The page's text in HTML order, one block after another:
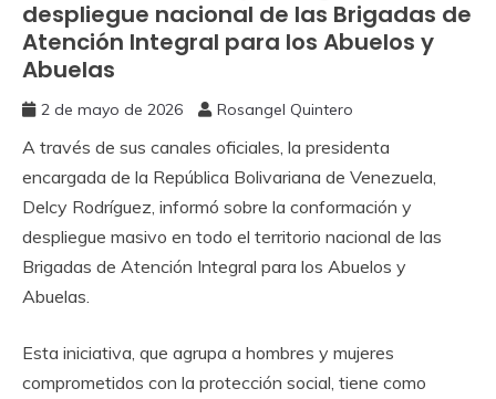
despliegue nacional de las Brigadas de
Atención Integral para los Abuelos y
Abuelas
2 de mayo de 2026 Rosangel Quintero
A través de sus canales oficiales, la presidenta
encargada de la República Bolivariana de Venezuela,
Delcy Rodríguez, informó sobre la conformación y
despliegue masivo en todo el territorio nacional de las
Brigadas de Atención Integral para los Abuelos y
Abuelas.
Esta iniciativa, que agrupa a hombres y mujeres
comprometidos con la protección social, tiene como